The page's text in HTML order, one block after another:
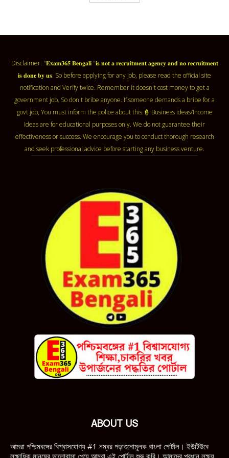
Disclaimer: "𝐄𝐱𝐚𝐦𝟑𝟔𝟓 𝐁𝐞𝐧𝐠𝐚𝐥𝐢 "𝐢𝐬 𝐧𝐨𝐭 𝐚 𝐫𝐞𝐜𝐫𝐮𝐢𝐭𝐦𝐞𝐧𝐭 𝐚𝐠𝐞𝐧𝐜𝐲 𝐚𝐧𝐝 𝐧𝐨 𝐫𝐞𝐜𝐫𝐮𝐢𝐭𝐦𝐞𝐧𝐭
𝐢𝐬 𝐝𝐨𝐧𝐞 𝐛𝐲 𝐮𝐬. So before applying for any job, please read the official site
notification and Verify twice. Remember it doesn't cost money to get a
government job. So don't bribe anyone. If someone demands a bribe for a
govt job, You must inform the police about this.👮 Business ideas/Income
Ideas are for educational purposes only. We do not guarantee their
effectiveness or success. We encourage you to conduct thorough research
and seek professional advice before starting any business venture.
ABOUT US
আমরা পশ্চিমবঙ্গের বিশ্বাসযোগ্য #1 নম্বর পড়াশুনোমূলক বাংলা পোর্টাল। ইউটিউবে